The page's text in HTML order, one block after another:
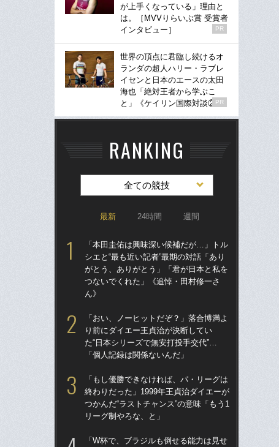
が上手くなっている」理由と
は。［MVVりらいぶ賞 受賞者
インタビュー］
PR
世界の頂点に君臨し続けるオ
ランダの超人ハリー・ラブレ
イセンと日本のエースの太田
海也「絶対王者から学ぶこ
と」《ケイリン国際対談②》
PR
RANKING
全ての競技
最新 24時間 週間
「本田圭佑は興味深い候補だが…」トル
シエと“最も近い記者”最期の対話「あり
がとう、ありがとう」「君が日本と私を
つないでくれた」《追悼・田村修一さ
ん》
「おい、ノーヒットだぞ？」落合博満よ
り前にダイエー王貞治が決断してい
た“日本シリーズで無安打投手交代”…
「個人記録は関係ないんだ」
「もし優勝できなければ、パ・リーグは
終わりだった」1999年王貞治ダイエーが
つかんだ“ラストチャンス”の意味「もう1
リーグ制やろな、と」
「W杯で、ブラジルも倒せる能力は見せ